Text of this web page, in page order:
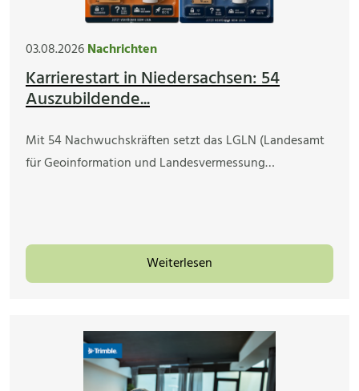
03.08.2026Nachrichten
Karrierestart in Niedersachsen: 54
Auszubildende...
Mit 54 Nachwuchskräften setzt das LGLN (Landesamt
für Geoinformation und Landesvermessung…
Weiterlesen